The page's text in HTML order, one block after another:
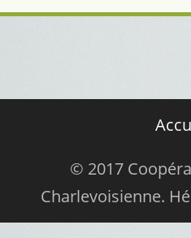
© 2017
Charlevoisienne.